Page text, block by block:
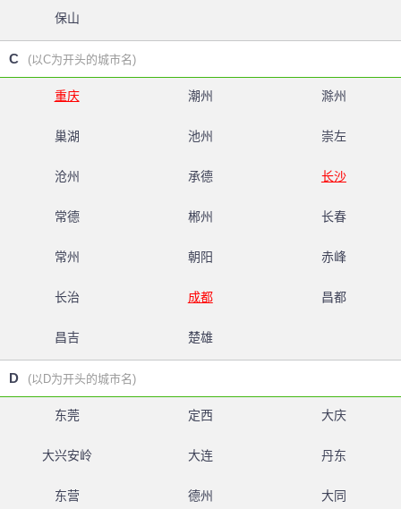
保山
C (以C为开头的城市名)
重庆 潮州 滁州
巢湖 池州 崇左
沧州 承德 长沙
常德 郴州 长春
常州 朝阳 赤峰
长治 成都 昌都
昌吉 楚雄
D (以D为开头的城市名)
东莞 定西 大庆
大兴安岭 大连 丹东
东营 德州 大同